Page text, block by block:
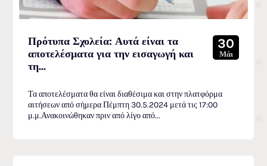
Πρότυπα Σχολεία: Αυτά είναι τα
αποτελέσματα για την εισαγωγή και
τη...
30
Μάι
Τα αποτελέσματα θα είναι διαθέσιμα και στην πλατφόρμα
αιτήσεων από σήμερα Πέμπτη 30.5.2024 μετά τις 17:00
μ.μ.Ανακοινώθηκαν πριν από λίγο από...